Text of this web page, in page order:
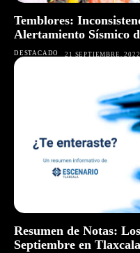
Temblores:
Alertamiento Sísmico
DESTACADO 21 SEPTIEMBRE, 2022
Resumen de Notas:
Septiembre en Tlaxcala